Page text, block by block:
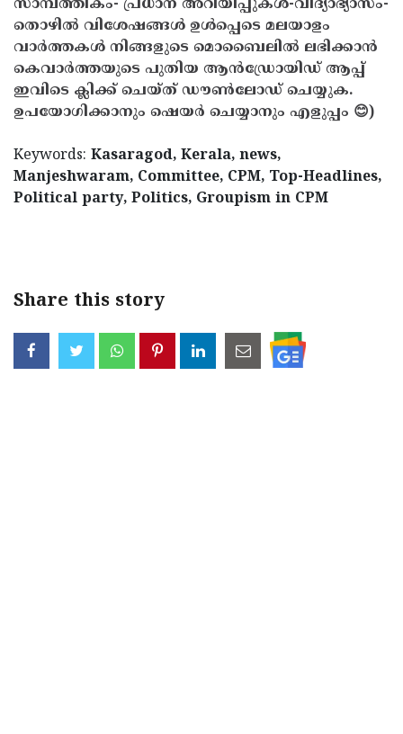
സാമ്പത്തികം- പ്രധാന അറിയിപ്പുകൾ-വിദ്യാഭ്യാസം-
തൊഴിൽ വിശേഷങ്ങൾ ഉൾപ്പെടെ മലയാളം
വാർത്തകൾ നിങ്ങളുടെ മൊബൈലിൽ ലഭിക്കാൻ
കെവാർത്തയുടെ പുതിയ ആൻഡ്രോയിഡ് ആപ്പ്
ഇവിടെ ക്ലിക്ക് ചെയ്ത് ഡൗൺലോഡ് ചെയ്യുക.
ഉപയോഗിക്കാനും ഷെയർ ചെയ്യാനും എളുപ്പം 😊)
Keywords: Kasaragod, Kerala, news,
Manjeshwaram, Committee, CPM, Top-Headlines,
Political party, Politics, Groupism in CPM
Share this story